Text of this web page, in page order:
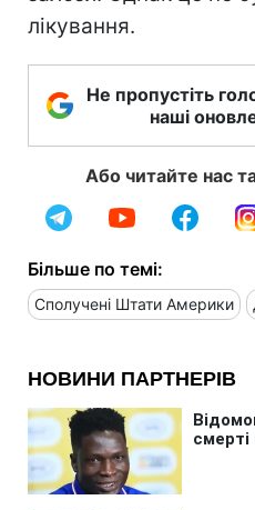
лікування.
Не пропустіть
наші
Або читайте нас
Більше по темі:
Сполучені Штати Америки